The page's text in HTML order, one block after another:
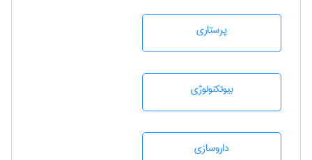
پرستاری
بيوتكنولوژی
داروسازی